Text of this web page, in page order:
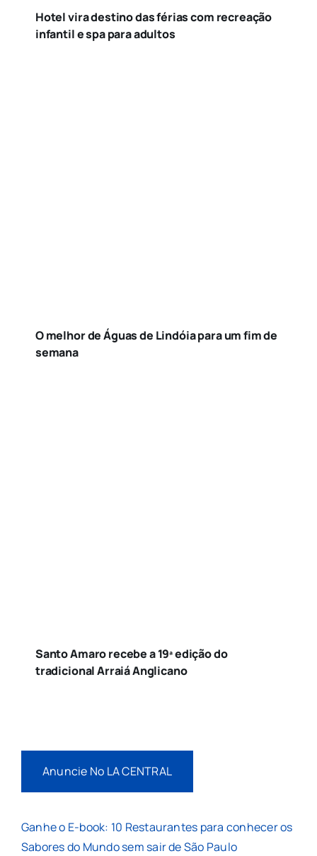
Hotel vira destino das férias com recreação
infantil e spa para adultos
O melhor de Águas de Lindóia para um fim de
semana
Santo Amaro recebe a 19ª edição do
tradicional Arraiá Anglicano
Anuncie No LA CENTRAL
Ganhe o E-book: 10 Restaurantes para conhecer os
Sabores do Mundo sem sair de São Paulo